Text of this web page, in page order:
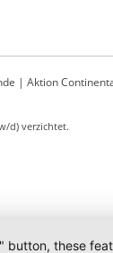
| Aktion
d) verzichtet.
these